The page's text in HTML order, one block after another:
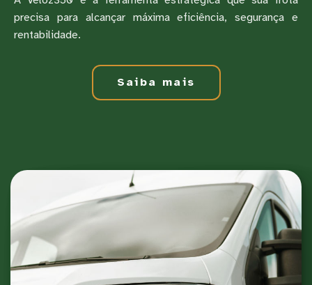
precisa para alcançar máxima eficiência, segurança e
rentabilidade.
Saiba mais